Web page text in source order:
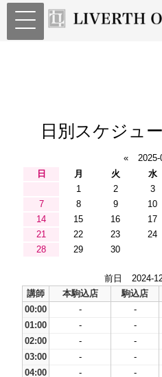
日別スケジュ
« 2025-
日 月 火 水
1
2 3
7
8 9 10
14
15 16 17
21
22 23 24
28
29 30
前日 2024-
講師
本駒込店 駒込店
00:00
- -
01:00
- -
02:00
- -
03:00
- -
04:00
- -